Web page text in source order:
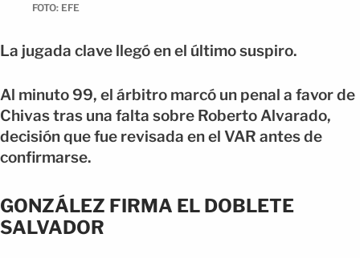
FOTO: EFE
La jugada clave llegó en el último suspiro.
Al minuto 99, el árbitro marcó un penal a favor de
Chivas tras una falta sobre Roberto Alvarado,
decisión que fue revisada en el VAR antes de
confirmarse.
GONZÁLEZ FIRMA EL DOBLETE
SALVADOR